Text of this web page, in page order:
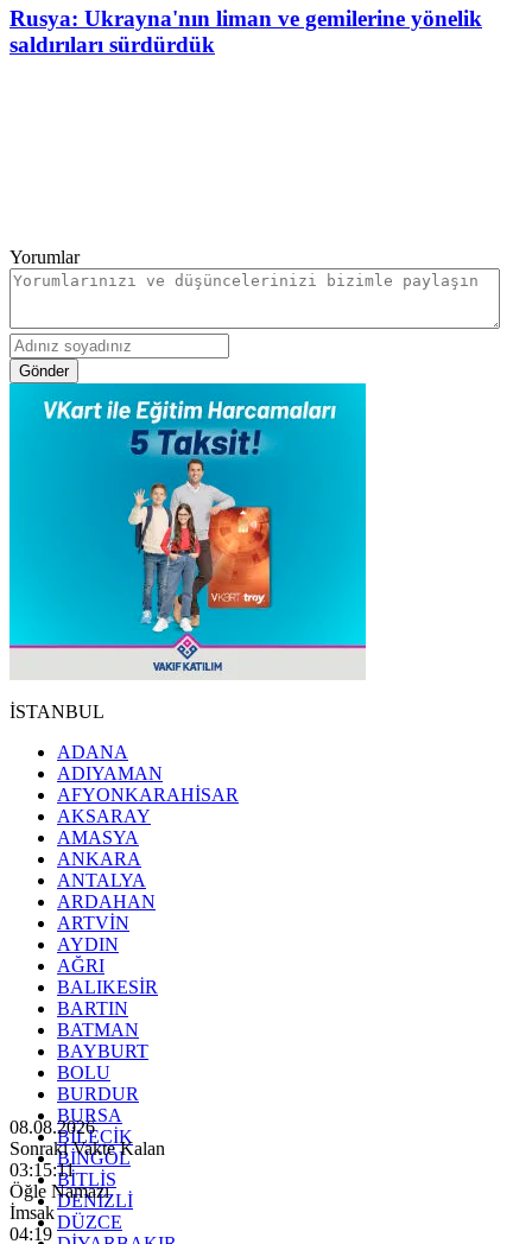
Rusya: Ukrayna'nın liman ve gemilerine yönelik
saldırıları sürdürdük
Yorumlar
Gönder
İSTANBUL
ADANA
ADIYAMAN
AFYONKARAHİSAR
AKSARAY
AMASYA
ANKARA
ANTALYA
ARDAHAN
ARTVİN
AYDIN
AĞRI
BALIKESİR
BARTIN
BATMAN
BAYBURT
BOLU
BURDUR
BURSA
BİLECİK
BİNGÖL
BİTLİS
DENİZLİ
DÜZCE
08.08.2026
Sonraki Vakte Kalan
03:15:09
Öğle Namazı
İmsak
04:19